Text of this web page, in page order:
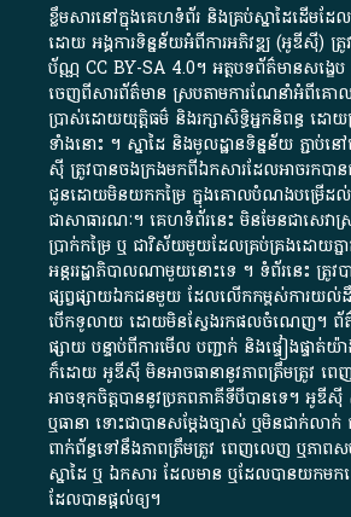
ខ្លឹមសារ​នៅ​ក្នុង​គេហទំព័រ និង​គ្រប់​ស្នា​ដៃ​ដើម​ដ
ដោយ​ អង្គការ​ទិន្នន័យ​អំពី​ការអភិវឌ្ឍ​​ (អូ​ឌី​ស៊ី)​ ត្រូវ​
ប័ណ្ណ​CC BY-SA 4.0។​ អត្ថបទ​ព័ត៌មាន​សង្ខេ
ចេញពី​សារព័ត៌មាន ស្របតាមការ​ណែនាំ​អំពី​គោល
ប្រាស់​ដោយ​យុត្តិធម៌​ និង​រក្សាសិទ្ធិអ្នកនិពន្ធ ដោយ​
ទាំង​នោះ​ ។​ ស្នាដៃ​ និង​មូលដ្ឋាន​ទិន្នន័យ ​ភ្ជាប់​
ស៊ី​ ត្រូវ​បាន​ចងក្រង​មក​ពី​ឯកសារ​ដែល​អាច​រក​បា
ជូន​ដោយ​មិន​យក​កម្រៃ​ ក្នុង​គោលបំណង​បម្រើ​ដល់ក
ជា​សាធារណៈ​។​ គេហទំព័រ​នេះ​ មិនមែន​ជា​សេវា​ស្រ
ប្រាក់​កម្រៃ​ ឬ​ ជា​វិស័យ​មួយ​ដែល​គ្រប់គ្រង​ដោយ​ភ្នា
អន្តររដ្ឋាភិបាល​ណាមួយ​នោះ​ទេ ​។​ ទំព័រ​នេះ​ ត្រូវ​
ផ្សព្វផ្សាយ​ឯកជន​មួយ​ ដែល​លើកកម្ពស់​ការ​យ
បើក​ទូលាយ​ ដោយ​មិនស្វែង​រក​ផល​ចំណេញ​។​ ព័ត៌
ផ្សាយ​ បន្ទាប់​ពី​ការ​មើល​ បញ្ជាក់​ និង​ផ្ទៀងផ្ទា
ក៏​ដោយ​ អូ​ឌី​ស៊ី​ មិន​អាច​ធានា​នូវ​ភាព​ត្រឹមត្រូវ​ ព
អាច​ទុកចិត្ត​បាននូវ​ប្រភព​ភាគី​ទី​បី​បាន​ទេ​។​ អូ​ឌី​ស៊ី​
ឬ​ធានា​ ទោះជា​បាន​សម្តែង​ច្បាស់​ ឬ​មិន​ជាក់លាក់​
ពាក់ព័ន្ធ​ទៅ​នឹង​ភាព​ត្រឹមត្រូវ​ ពេញលេញ​ ឬ​ភាព​
ស្នាដៃ​ ឬ​ ឯកសារ​ ដែល​មាន​ ឬ​ដែល​បាន​យក​ម
ដែល​បាន​ផ្តល់​ឲ្យ​។